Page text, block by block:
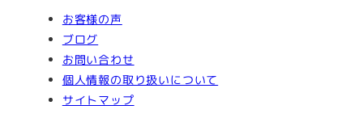
お客様の声
ブログ
お問い合わせ
個人情報の取り扱いについて
サイトマップ